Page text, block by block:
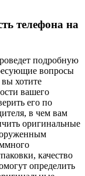
телефона на
подробную
вопросы
хотите
вашего
его по
в чем вам
оригинальные
качество
определить